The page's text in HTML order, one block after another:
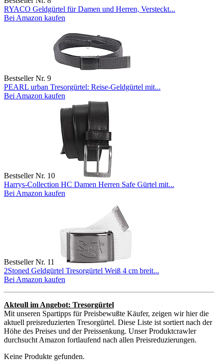
RYACO Geldgürtel für Damen und Herren, Versteckt...
Bei Amazon kaufen
Bestseller Nr. 9
PEARL urban Tresorgürtel: Reise-Geldgürtel mit...
Bei Amazon kaufen
Bestseller Nr. 10
Harrys-Collection HC Damen Herren Safe Gürtel mit...
Bei Amazon kaufen
Bestseller Nr. 11
2Stoned Geldgürtel Tresorgürtel Weiß 4 cm breit...
Bei Amazon kaufen
Akteull im Angebot: Tresorgürtel
Mit unseren Spartipps für Preisbewußte Käufer, zeigen wir hier die
aktuell preisreduzierten Tresorgürtel. Diese Liste ist sortiert nach der
Höhe des Preises und der Preissenkung. Unser Produktcrawler
durchsucht Amazon fortlaufend nach allen Preisreduzierungen.
Keine Produkte gefunden.